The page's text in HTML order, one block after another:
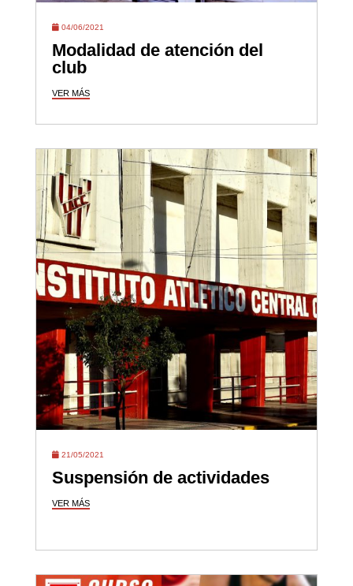
04/06/2021
Modalidad de atención del
club
VER MÁS
21/05/2021
Suspensión de actividades
VER MÁS